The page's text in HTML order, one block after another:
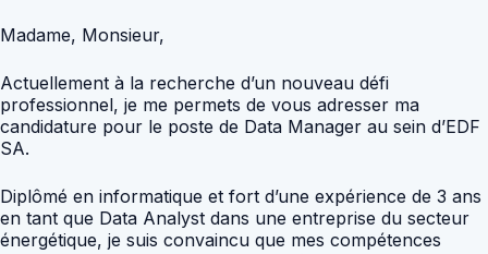
Madame, Monsieur,
Actuellement à la recherche d’un nouveau défi
professionnel, je me permets de vous adresser ma
candidature pour le poste de Data Manager au sein d’EDF
SA.
Diplômé en informatique et fort d’une expérience de 3 ans
en tant que Data Analyst dans une entreprise du secteur
énergétique, je suis convaincu que mes compétences